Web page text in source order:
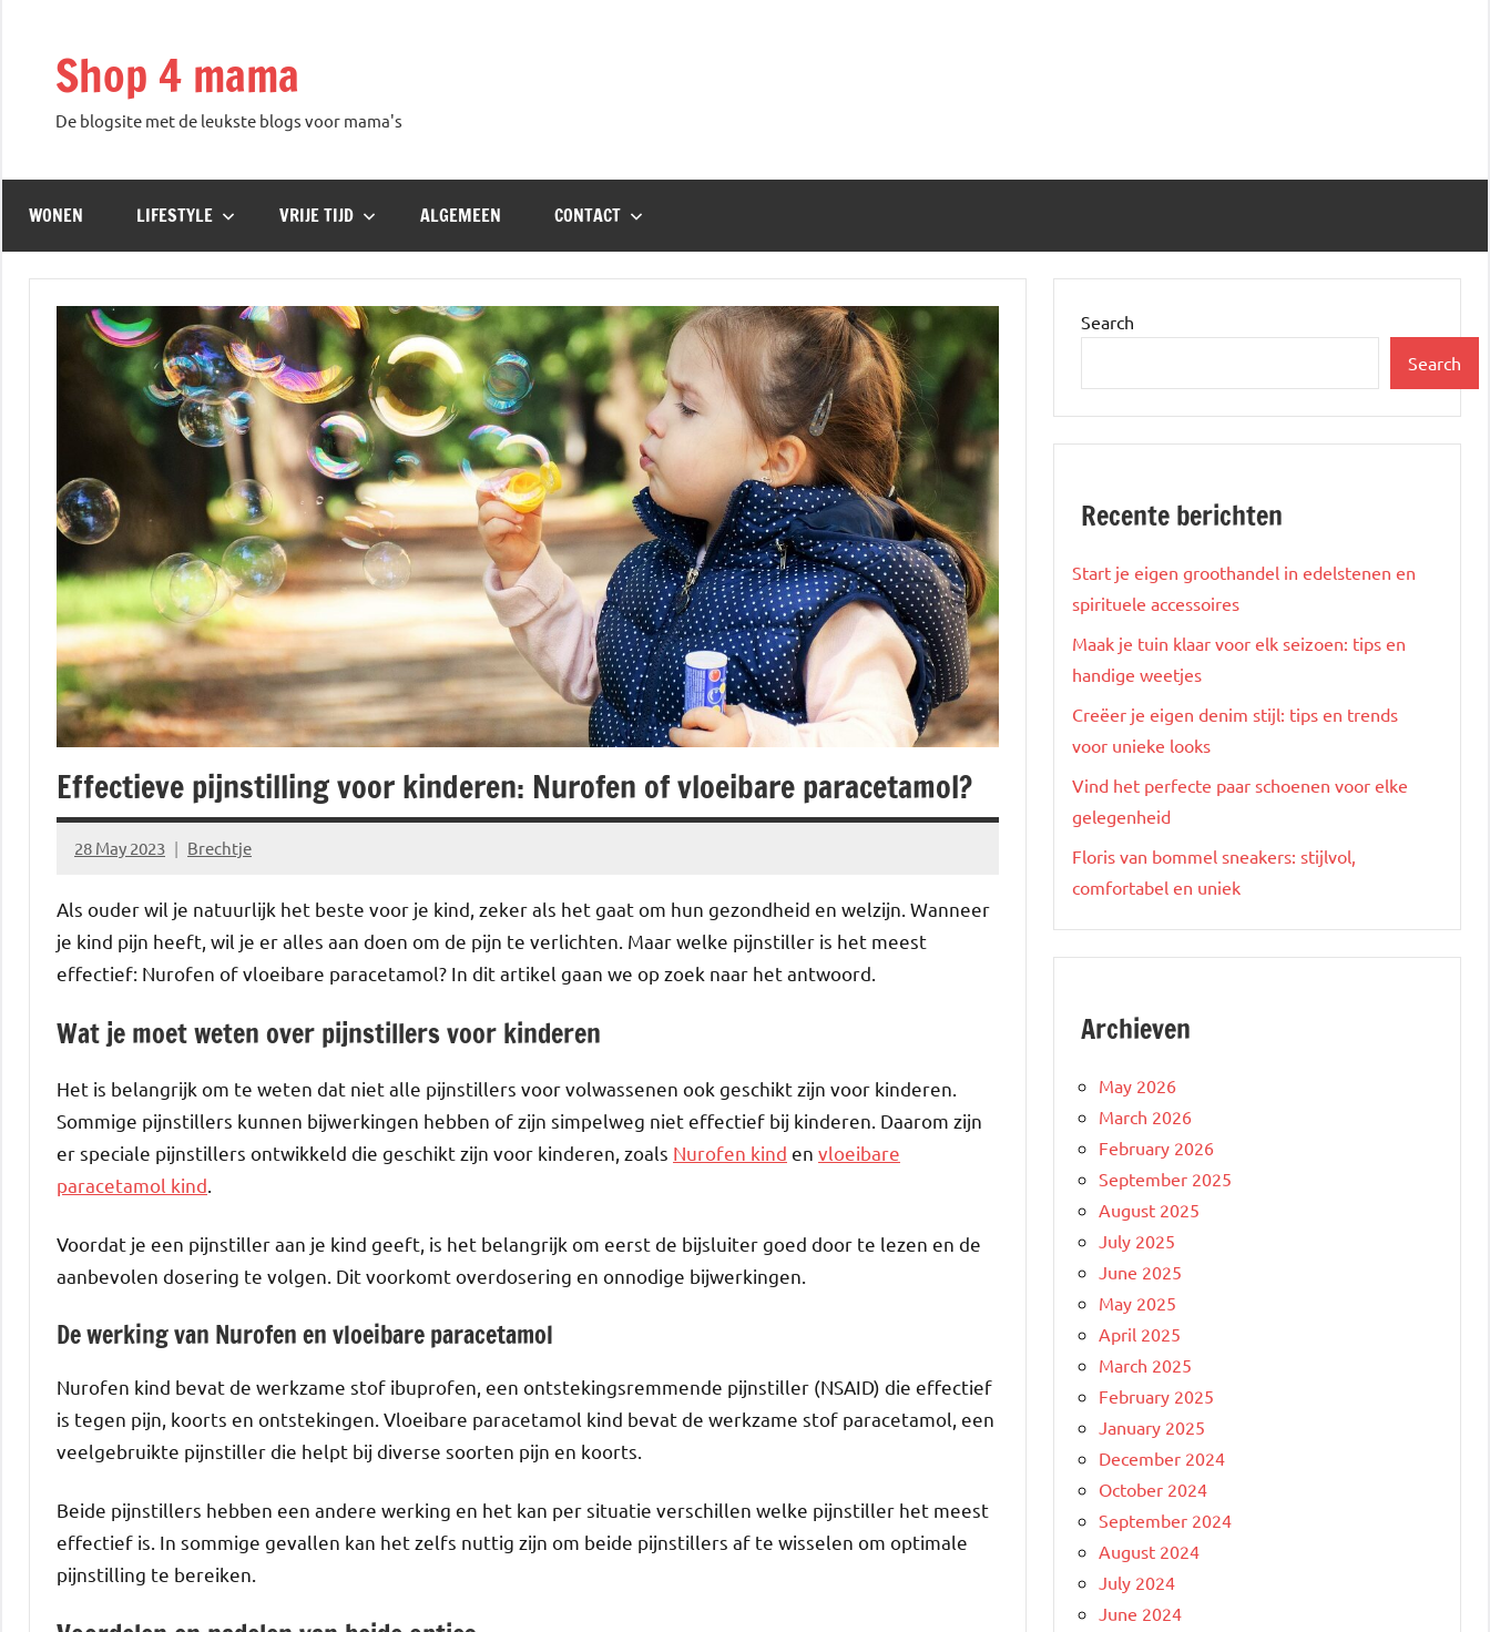
contentShop 4 mama
De blogsite met de leukste blogs voor mama's
WONEN LIFESTYLE VRIJE TIJD ALGEMEEN CONTACT
Effectieve pijnstilling voor kinderen: Nurofen of vloeibare paracetamol?
28 May 2023 Brechtje
Als ouder wil je natuurlijk het beste voor je kind, zeker als het gaat om hun gezondheid en welzijn. Wanneer
je kind pijn heeft, wil je er alles aan doen om de pijn te verlichten. Maar welke pijnstiller is het meest
effectief: Nurofen of vloeibare paracetamol? In dit artikel gaan we op zoek naar het antwoord.
Wat je moet weten over pijnstillers voor kinderen
Het is belangrijk om te weten dat niet alle pijnstillers voor volwassenen ook geschikt zijn voor kinderen.
Sommige pijnstillers kunnen bijwerkingen hebben of zijn simpelweg niet effectief bij kinderen. Daarom zijn
er speciale pijnstillers ontwikkeld die geschikt zijn voor kinderen, zoals Nurofen kind en vloeibare
paracetamol kind.
Voordat je een pijnstiller aan je kind geeft, is het belangrijk om eerst de bijsluiter goed door te lezen en de
aanbevolen dosering te volgen. Dit voorkomt overdosering en onnodige bijwerkingen.
De werking van Nurofen en vloeibare paracetamol
Nurofen kind bevat de werkzame stof ibuprofen, een ontstekingsremmende pijnstiller (NSAID) die effectief
is tegen pijn, koorts en ontstekingen. Vloeibare paracetamol kind bevat de werkzame stof paracetamol, een
veelgebruikte pijnstiller die helpt bij diverse soorten pijn en koorts.
Beide pijnstillers hebben een andere werking en het kan per situatie verschillen welke pijnstiller het meest
effectief is. In sommige gevallen kan het zelfs nuttig zijn om beide pijnstillers af te wisselen om optimale
pijnstilling te bereiken.
Search
Search
Recente berichten
Start je eigen groothandel in edelstenen en
spirituele accessoires
Maak je tuin klaar voor elk seizoen: tips en
handige weetjes
Creëer je eigen denim stijl: tips en trends
voor unieke looks
Vind het perfecte paar schoenen voor elke
gelegenheid
Floris van bommel sneakers: stijlvol,
comfortabel en uniek
Archieven
May 2026
March 2026
February 2026
September 2025
August 2025
July 2025
June 2025
May 2025
April 2025
March 2025
February 2025
January 2025
December 2024
October 2024
September 2024
August 2024
July 2024
June 2024